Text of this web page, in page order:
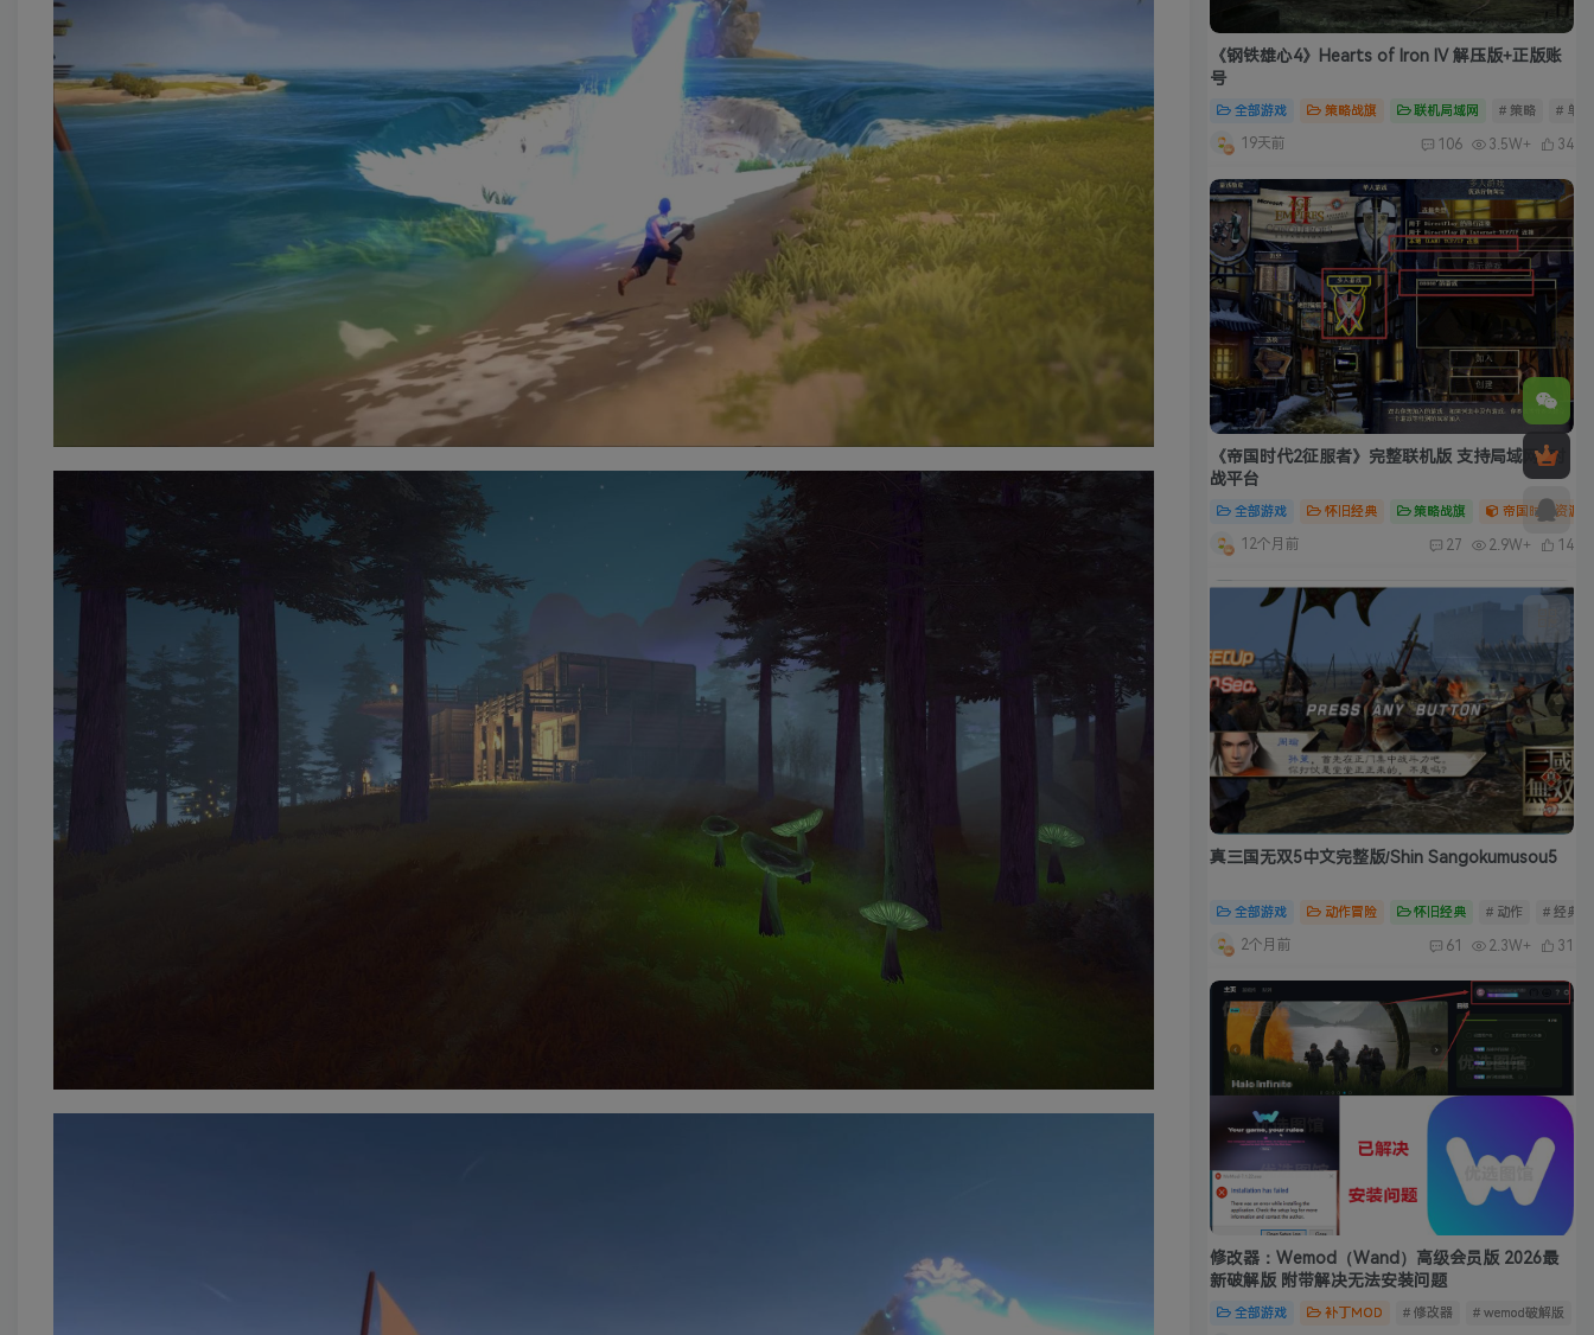
《钢铁雄心4》Hearts of Iron IV 解压版+正版账
号
全部游戏 策略战旗 联机局域网 # 策略 # 单
19天前 106 3.5W+ 34
《帝国时代2征服者》完整联机版 支持局域网+对
战平台
全部游戏 怀旧经典 策略战旗 帝国时代资源
12个月前 27 2.9W+ 14
真三国无双5中文完整版/Shin Sangokumusou5
全部游戏 动作冒险 怀旧经典 # 动作 # 经典
2个月前 61 2.3W+ 31
修改器：Wemod（Wand）高级会员版 2026最
新破解版 附带解决无法安装问题
全部游戏 补丁MOD # 修改器 # wemod破解版